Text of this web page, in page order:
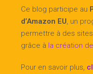
Ce blog participe au
d’Amazon EU, un
permettre à des
grâce à la création
Pour en savoir plus,